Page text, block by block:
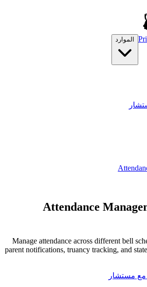
الموارد
Attendance
Manage attendance across different bell
parent notifications, truancy tracking, and
مستشار